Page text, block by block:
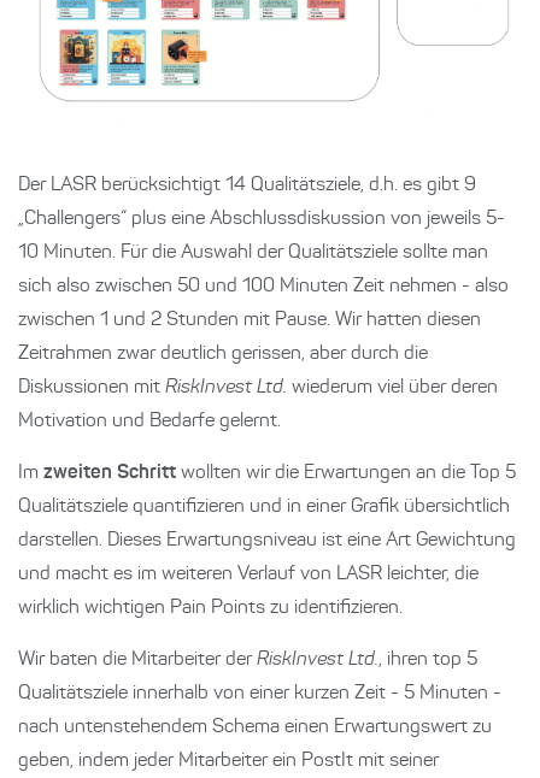
Der LASR berücksichtigt 14 Qualitätsziele, d.h. es gibt 9
„Challengers“ plus eine Abschlussdiskussion von jeweils 5-
10 Minuten. Für die Auswahl der Qualitätsziele sollte man
sich also zwischen 50 und 100 Minuten Zeit nehmen - also
zwischen 1 und 2 Stunden mit Pause. Wir hatten diesen
Zeitrahmen zwar deutlich gerissen, aber durch die
Diskussionen mit RiskInvest Ltd. wiederum viel über deren
Motivation und Bedarfe gelernt.
Im zweiten Schritt wollten wir die Erwartungen an die Top 5
Qualitätsziele quantifizieren und in einer Grafik übersichtlich
darstellen. Dieses Erwartungsniveau ist eine Art Gewichtung
und macht es im weiteren Verlauf von LASR leichter, die
wirklich wichtigen Pain Points zu identifizieren.
Wir baten die Mitarbeiter derRiskInvest Ltd., ihren top 5
Qualitätsziele innerhalb von einer kurzen Zeit - 5 Minuten -
nach untenstehendem Schema einen Erwartungswert zu
geben, indem jeder Mitarbeiter ein PostIt mit seiner